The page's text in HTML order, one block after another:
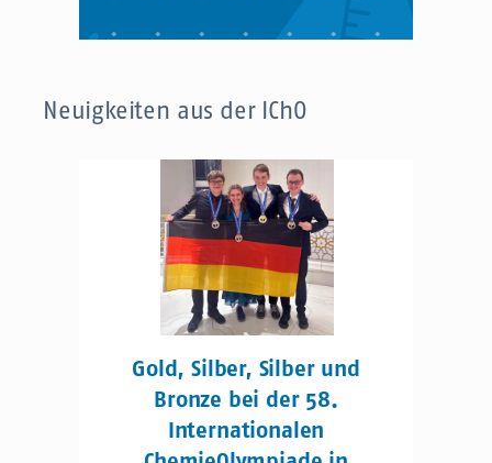
Neuigkeiten aus der IChO
Gold, Silber, Silber und
Bronze bei der 58.
Internationalen